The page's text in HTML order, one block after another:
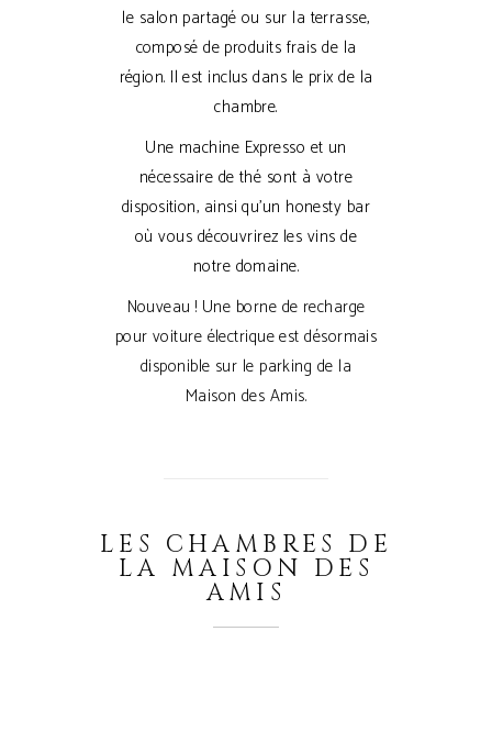
le salon partagé ou sur la terrasse,
composé de produits frais de la
région. Il est inclus dans le prix de la
chambre.
Une machine Expresso et un
nécessaire de thé sont à votre
disposition, ainsi qu’un honesty bar
où vous découvrirez les vins de
notre domaine.
Nouveau ! Une borne de recharge
pour voiture électrique est désormais
disponible sur le parking de la
Maison des Amis.
LES CHAMBRES DE
LA MAISON DES
AMIS